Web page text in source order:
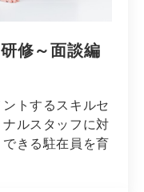
修～面談編
トするスキルセ
ルスタッフに対
きる駐在員を育